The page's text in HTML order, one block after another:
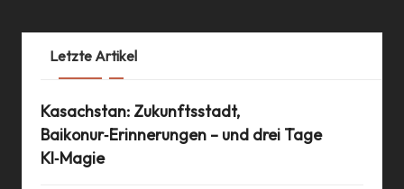
Letzte Artikel
Kasachstan: Zukunftsstadt,
Baikonur‑Erinnerungen – und drei Tage
KI‑Magie